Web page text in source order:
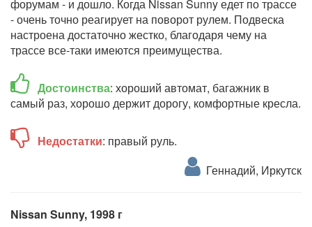
форумам - и дошло. Когда Nissan Sunny едет по трассе
- очень точно реагирует на поворот рулем. Подвеска
настроена достаточно жестко, благодаря чему на
трассе все-таки имеются преимущества.
Достоинства: хороший автомат, багажник в
самый раз, хорошо держит дорогу, комфортные кресла.
Недостатки: правый руль.
Геннадий, Иркутск
Nissan Sunny, 1998 г